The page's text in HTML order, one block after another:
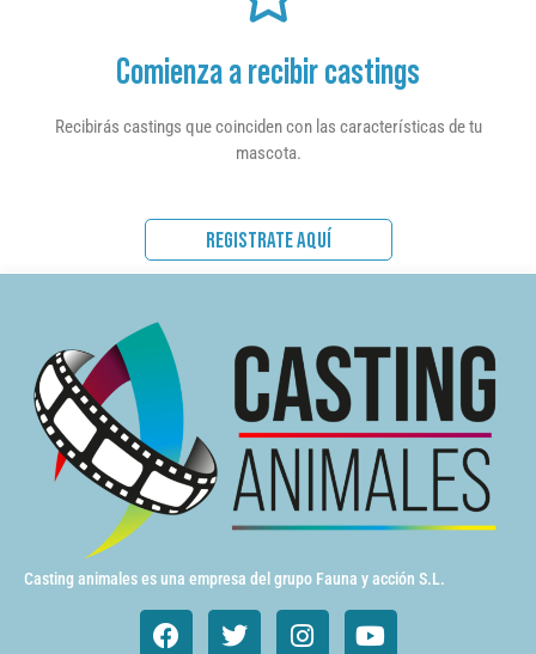
Comienza a recibir castings
Recibirás castings que coinciden con las características de tu
mascota.
REGISTRATE AQUÍ
Casting animales es una empresa del grupo Fauna y acción S.L.